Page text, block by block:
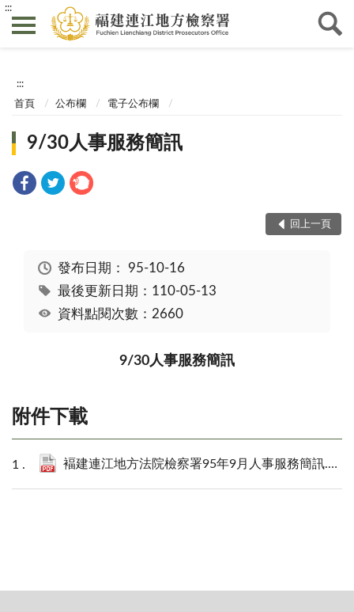
:::
:::
首頁 公布欄 電子公布欄
9/30人事服務簡訊
回上一頁
發布日期： 95-10-16
最後更新日期：110-05-13
資料點閱次數：2660
9/30人事服務簡訊
附件下載
褔建連江地方法院檢察署95年9月人事服務簡訊.pdf